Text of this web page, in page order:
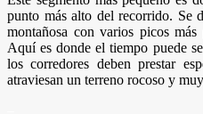
punto más alto del recorrido. Se
montañosa con varios picos
Aquí es donde el tiempo puede
los corredores deben prestar
atraviesan un terreno rocoso y